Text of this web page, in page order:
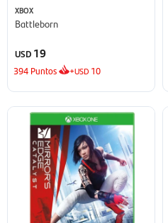
XBOX
Battleborn
USD 19
394 Puntos +USD 10